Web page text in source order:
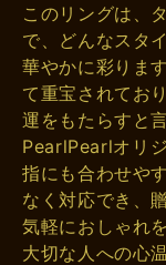
このリングは、
で、どんなスタ
華やかに彩りま
て重宝されてお
運をもたらすと
PearlPearlオリ
指にも合わせや
なく対応でき、
気軽におしゃれ
大切な人への心